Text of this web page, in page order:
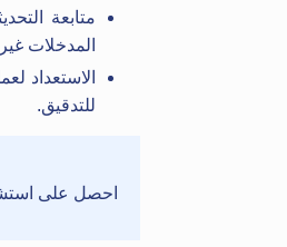
متابعة
المدخلات
الاستعداد
للتدقيق.
احصل على